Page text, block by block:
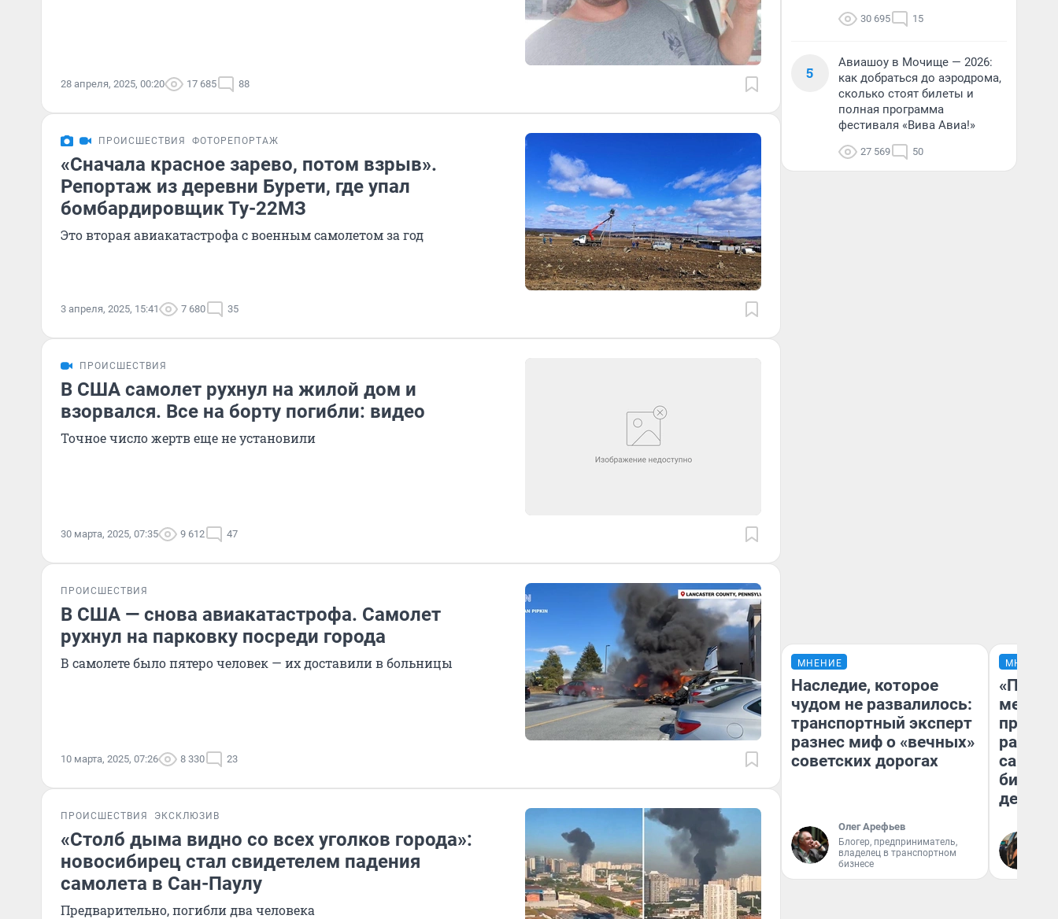
28 апреля, 2025, 00:20 17 685 88
ПРОИСШЕСТВИЯ ФОТОРЕПОРТАЖ
«Сначала красное зарево, потом взрыв».
Репортаж из деревни Бурети, где упал
бомбардировщик Ту-22МЗ
Это вторая авиакатастрофа с военным самолетом за год
3 апреля, 2025, 15:41 7 680 35
ПРОИСШЕСТВИЯ
В США самолет рухнул на жилой дом и
взорвался. Все на борту погибли: видео
Точное число жертв еще не установили
30 марта, 2025, 07:35 9 612 47
ПРОИСШЕСТВИЯ
В США — снова авиакатастрофа. Самолет
рухнул на парковку посреди города
В самолете было пятеро человек — их доставили в больницы
10 марта, 2025, 07:26 8 330 23
ПРОИСШЕСТВИЯ ЭКСКЛЮЗИВ
«Столб дыма видно со всех уголков города»:
новосибирец стал свидетелем падения
самолета в Сан-Паулу
Предварительно, погибли два человека
30 695 15
5
Авиашоу в Мочище — 2026:
как добраться до аэродрома,
сколько стоят билеты и
полная программа
фестиваля «Вива Авиа!»
27 569 50
МНЕНИЕ
Наследие, которое
чудом не развалилось:
транспортный эксперт
разнес миф о «вечных»
советских дорогах
Олег Арефьев
Блогер, предприниматель,
владелец в транспортном
бизнесе
МНЕНИЕ
самом